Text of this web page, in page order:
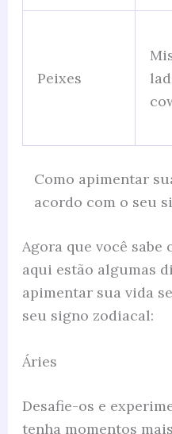
Peixes
Como apimentar
acordo com o seu
Agora que você sabe
aqui estão algumas
apimentar sua vida
seu signo zodiacal:
Áries
Desafie-os e
tenha momentos